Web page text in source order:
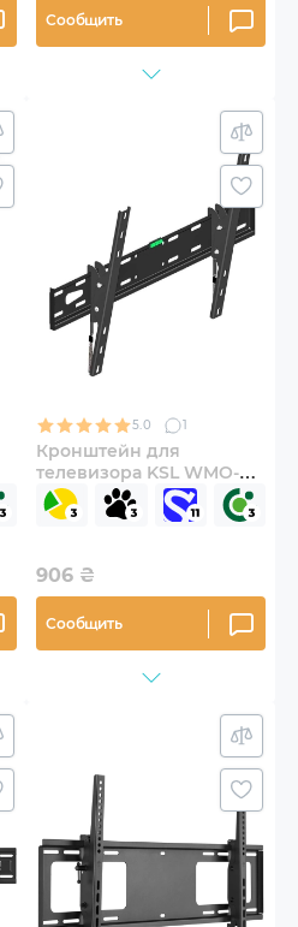
Сообщить
5.0 1
Кронштейн для
телевизора KSL WMO-
8261N 55"-90" наклонно-
поворотный
906 ₴
Сообщить